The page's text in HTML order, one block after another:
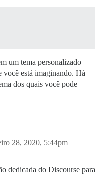
um tema personalizado
você está imaginando. Há
dos quais você pode
28, 2020, 5:44pm
dedicada do Discourse para